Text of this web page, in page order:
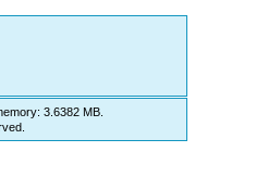
3.6382 MB.